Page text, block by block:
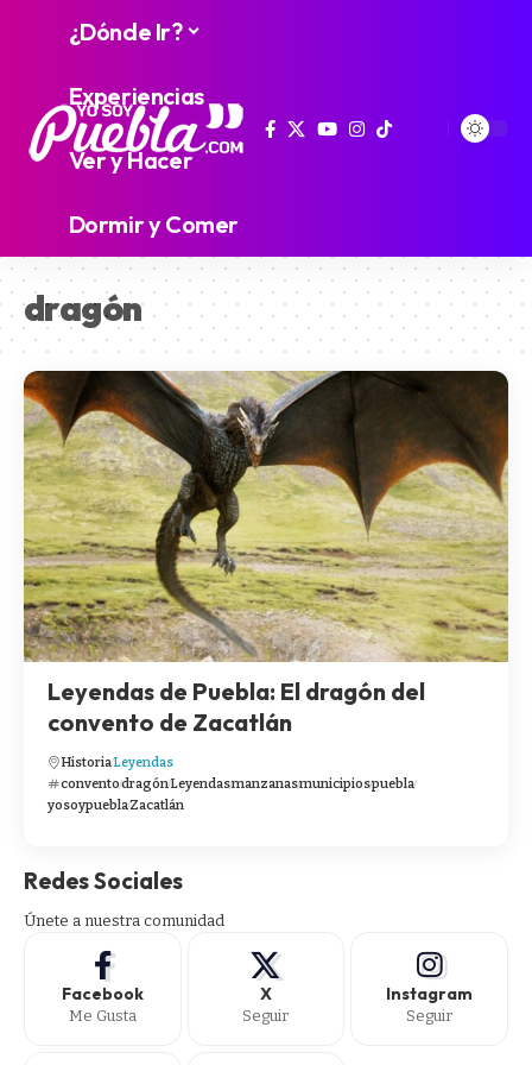
¿Dónde Ir?
Experiencias
Ver y Hacer
Dormir y Comer
dragón
Leyendas de Puebla: El dragón del
convento de Zacatlán
HistoriaLeyendas
conventodragónLeyendasmanzanasmunicipiospuebla
yosoypueblaZacatlán
Redes Sociales
Únete a nuestra comunidad
Facebook
Me Gusta
X
Seguir
Instagram
Seguir